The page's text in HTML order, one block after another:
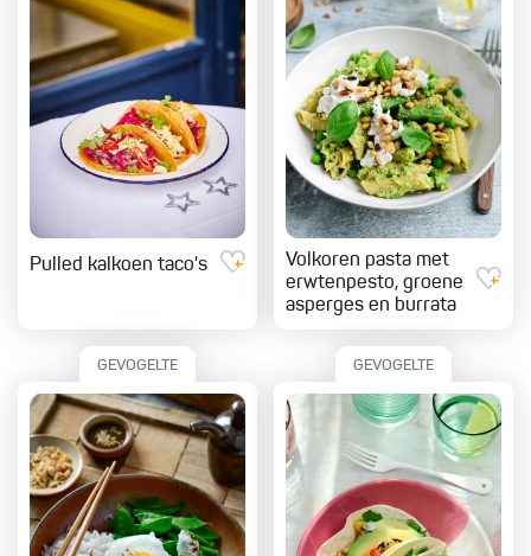
Pulled kalkoen taco's
Volkoren pasta met
erwtenpesto, groene
asperges en burrata
GEVOGELTE GEVOGELTE